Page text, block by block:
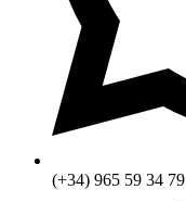
(+34) 965 59 34 79